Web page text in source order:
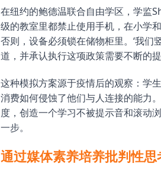
在纽约的鲍德温联合自由学区，学监
级的教室里都禁止使用手机，在小
否则，设备必须锁在储物柜里。‘我们
道，并承认执行这项政策需要不断的提
这种模拟方案源于疫情后的观察：学
消费如何侵蚀了他们与人连接的能力
度，创造一个学习不被提示音和滚动
一步。
通过媒体素养培养批判性思